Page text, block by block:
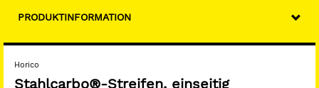
PRODUKTINFORMATION
Horico
Stahlcarbo®-Streifen, einseitig